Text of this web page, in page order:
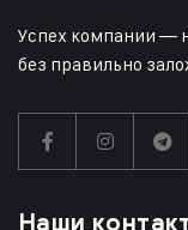
Успех компании —
без правильно
Наши